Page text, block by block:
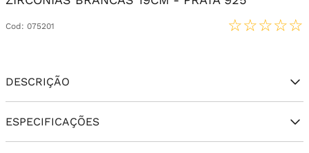
Cod : 075201 ☆☆☆☆☆
DESCRIÇÃO
ESPECIFICAÇÕES